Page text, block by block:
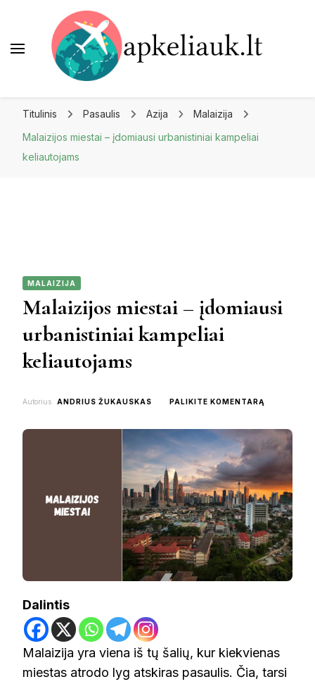
Titulinis Pasaulis Azija
Malaizija
Malaizijos miestai – įdomiausi urbanistiniai kampeliai
keliautojams
MALAIZIJA
Malaizijos miestai – įdomiausi
urbanistiniai kampeliai
keliautojams
Autorius ANDRIUS ŽUKAUSKAS PALIKITE KOMENTARĄ
ĮDOMIAUSI
Dalintis
Malaizija yra viena iš tų šalių, kur kiekvienas
miestas atrodo lyg atskiras pasaulis. Čia, tarsi